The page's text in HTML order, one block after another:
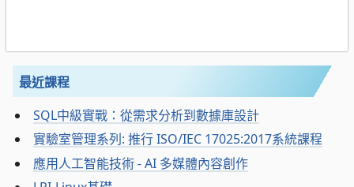
最近課程
SQL中級實戰：從需求分析到數據庫設計
實驗室管理系列: 推行 ISO/IEC 17025:2017系統課程
應用人工智能技術 - AI 多媒體內容創作